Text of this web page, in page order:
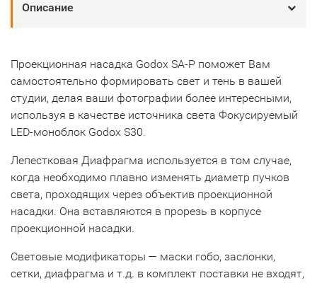
Описание
Проекционная насадка Godox SA-P поможет Вам
самостоятельно формировать свет и тень в вашей
студии, делая ваши фотографии более интересными,
используя в качестве источника света Фокусируемый
LED-моноблок Godox S30.
Лепестковая Диафрагма используется в том случае,
когда необходимо плавно изменять диаметр пучков
света, проходящих через объектив проекционной
насадки. Она вставляются в прорезь в корпусе
проекционной насадки.
Световые модификаторы — маски гобо, заслонки,
сетки, диафрагма и т.д. в комплект поставки не входят,